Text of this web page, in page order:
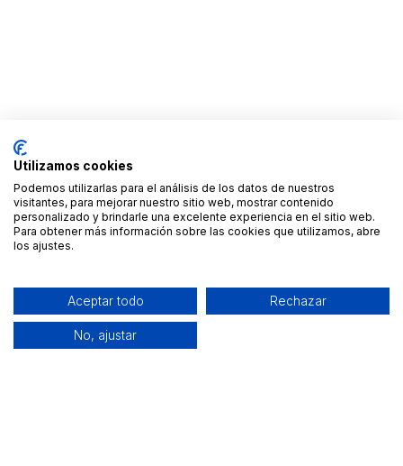
Utilizamos cookies
Podemos utilizarlas para el análisis de los datos de nuestros
visitantes, para mejorar nuestro sitio web, mostrar contenido
personalizado y brindarle una excelente experiencia en el sitio web.
Para obtener más información sobre las cookies que utilizamos, abre
los ajustes.
Aceptar todo Rechazar
No, ajustar